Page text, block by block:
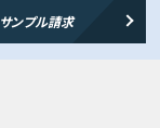
サンプル請求